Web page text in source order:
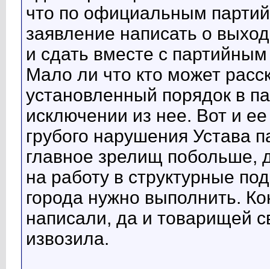
что по официальным
заявление написать о
и сдать вместе с
Мало ли что кто может
установленный порядок в
исключении из нее. Вот и
грубого нарушения Устава
главное зрелищ побольше,
на работу в структурные
города нужно выполнить.
написали, да и товарищей
извозила.